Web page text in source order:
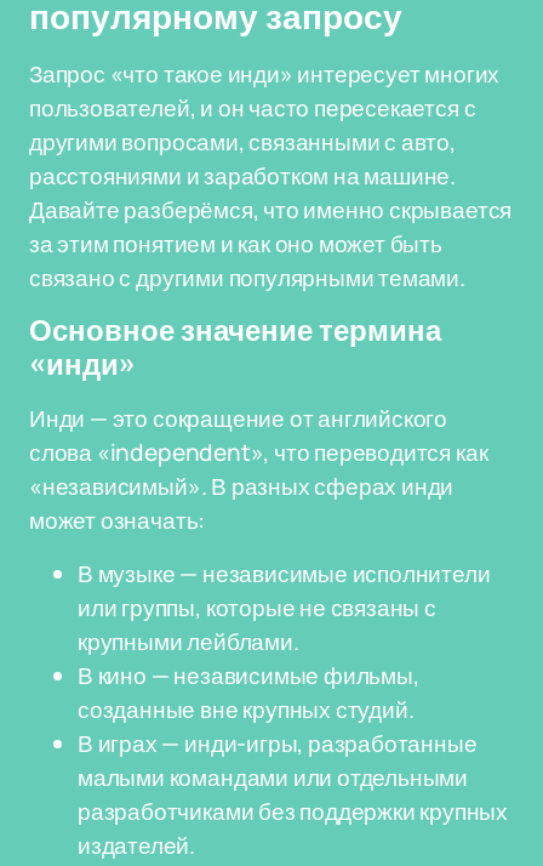
популярному запросу
Запрос «что такое инди» интересует многих
пользователей, и он часто пересекается с
другими вопросами, связанными с авто,
расстояниями и заработком на машине.
Давайте разберёмся, что именно скрывается
за этим понятием и как оно может быть
связано с другими популярными темами.
Основное значение термина
«инди»
Инди — это сокращение от английского
слова «independent», что переводится как
«независимый». В разных сферах инди
может означать:
В музыке — независимые исполнители
или группы, которые не связаны с
крупными лейблами.
В кино — независимые фильмы,
созданные вне крупных студий.
В играх — инди-игры, разработанные
малыми командами или отдельными
разработчиками без поддержки крупных
издателей.